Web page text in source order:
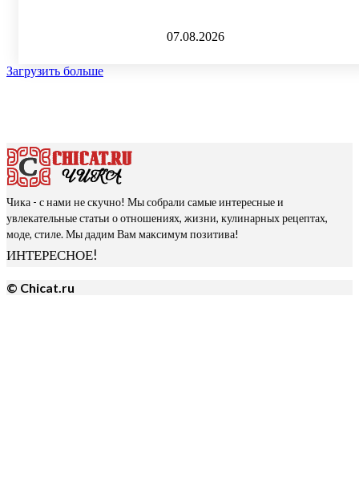
07.08.2026
Загрузить больше
Чика - с нами не скучно! Мы собрали самые интересные и
увлекательные статьи о отношениях, жизни, кулинарных рецептах,
моде, стиле. Мы дадим Вам максимум позитива!
ИНТЕРЕСНОЕ!
© Chicat.ru